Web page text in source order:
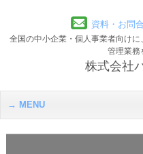
資料・お問
全国の中小企業・個人事業者向け
管理業務
株式会社
MENU